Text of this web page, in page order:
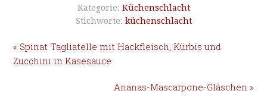
Kategorie: Küchenschlacht
Stichworte: küchenschlacht
« Spinat Tagliatelle mit Hackfleisch, Kürbis und
Zucchini in Käsesauce
Ananas-Mascarpone-Gläschen »